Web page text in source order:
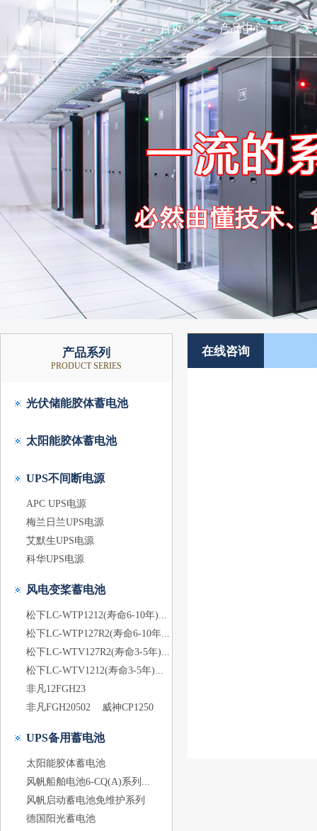
首页 产品中心 关
产品系列
PRODUCT SERIES
光伏储能胶体蓄电池
太阳能胶体蓄电池
UPS不间断电源
APC UPS电源
梅兰日兰UPS电源
艾默生UPS电源
科华UPS电源
风电变桨蓄电池
松下LC-WTP1212(寿命6-10年)...
松下LC-WTP127R2(寿命6-10年...
松下LC-WTV127R2(寿命3-5年)...
松下LC-WTV1212(寿命3-5年)...
非凡12FGH23
非凡FGH20502
威神CP1250
UPS备用蓄电池
太阳能胶体蓄电池
风帆船舶电池6-CQ(A)系列...
风帆启动蓄电池免维护系列
德国阳光蓄电池
在线咨询